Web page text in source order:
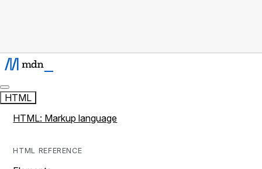
HTML
HTML: Markup language
HTML REFERENCE